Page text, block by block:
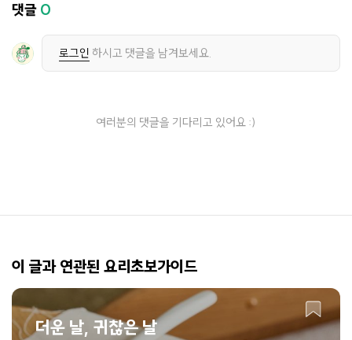
댓글 0
로그인 하시고 댓글을 남겨보세요.
여러분의 댓글을 기다리고 있어요 :)
이 글과 연관된 요리초보가이드
더운 날, 귀찮은 날